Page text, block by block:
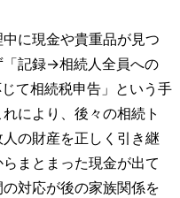
に現金や貴重品が見つ
「記録→相続人全員への
て相続税申告」という手
により、後々の相続ト
の財産を正しく引き継
まとまった現金が出て
対応が後の家族関係を